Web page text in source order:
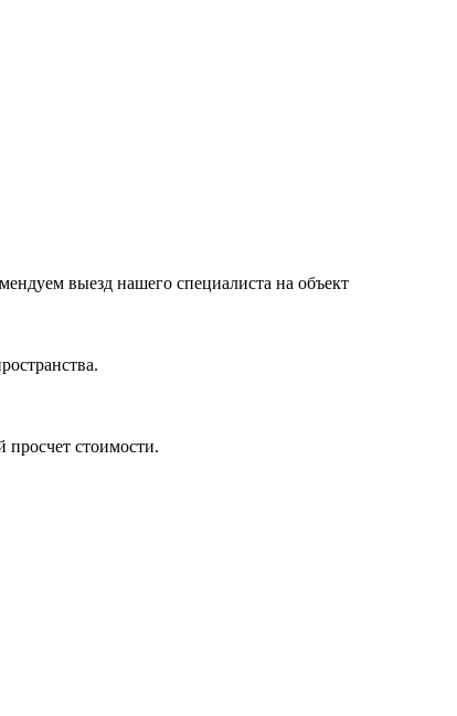
выезд нашего специалиста на объект
стоимости.